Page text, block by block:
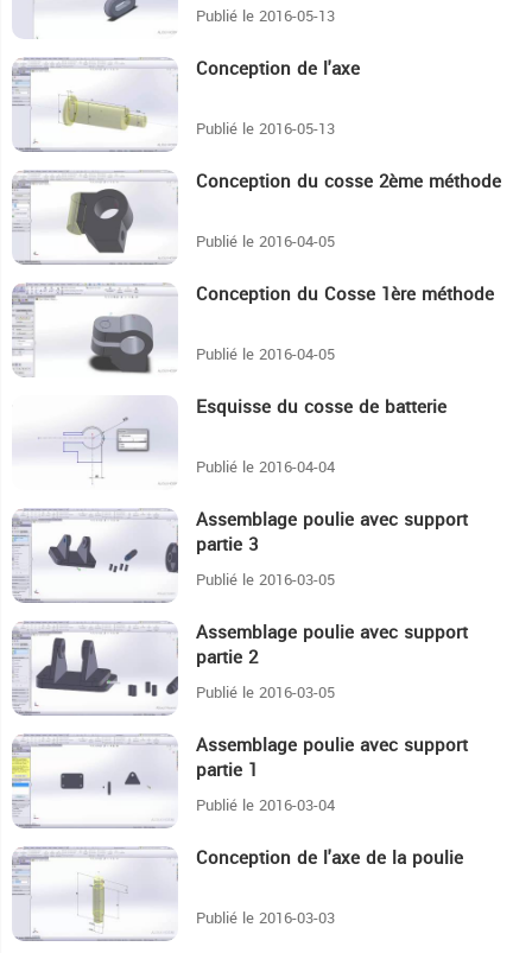
Publié le 2016-05-13
7:16 Conception de l'axe
Publié le 2016-05-13
5:44 Conception du cosse 2ème méthode
Publié le 2016-04-05
5:55 Conception du Cosse 1ère méthode
Publié le 2016-04-05
Esquisse du cosse de batterie
Publié le 2016-04-04
4:29 Assemblage poulie avec support
partie 3
Publié le 2016-03-05
5:40 Assemblage poulie avec support
partie 2
Publié le 2016-03-05
2:18 Assemblage poulie avec support
partie 1
Publié le 2016-03-04
5:55 Conception de l'axe de la poulie
Publié le 2016-03-03